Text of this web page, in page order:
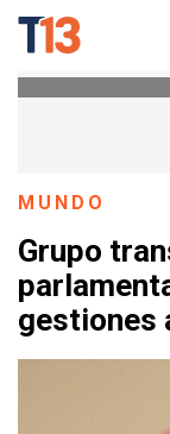
MUNDO
Grupo
gestiones